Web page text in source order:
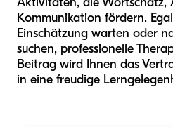
Kommunikation fördern.
Einschätzung warten oder
suchen, professionelle
Beitrag wird Ihnen das
in eine freudige